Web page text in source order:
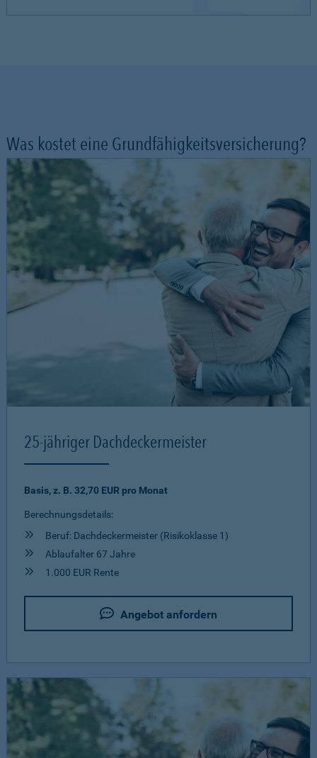
Was kostet eine Grundfähigkeitsversicherung?
25-jähriger Dachdeckermeister
Basis, z. B. 32,70 EUR pro Monat
Berechnungsdetails:
Beruf: Dachdeckermeister (Risikoklasse 1)
Ablaufalter 67 Jahre
1.000 EUR Rente
Angebot anfordern